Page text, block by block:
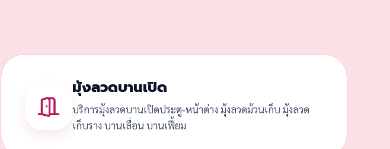
มุ้งลวดบานเปิด
บริการมุ้งลวดบานเปิดประตู-หน้าต่าง มุ้งลวดม้วนเก็บ มุ้งลวด
เก็บราง บานเลื่อน บานเฟี้ยม